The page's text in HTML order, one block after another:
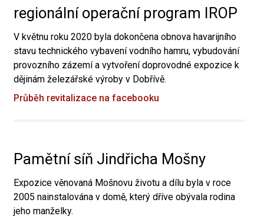
regionální operační program IROP
V květnu roku 2020 byla dokončena obnova havarijního
stavu technického vybavení vodního hamru, vybudování
provozního zázemí a vytvoření doprovodné expozice k
dějinám železářské výroby v Dobřívě.
Průběh revitalizace na facebooku
Pamětní síň Jindřicha Mošny
Expozice věnovaná Mošnovu životu a dílu byla v roce
2005 nainstalována v domě, který dříve obývala rodina
jeho manželky.